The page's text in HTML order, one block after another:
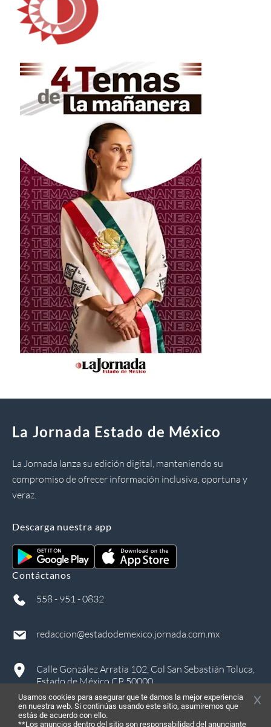
La Jornada Estado de México
La Jornada lanza su edición digital, manteniendo su
compromiso de ofrecer información inclusiva, oportuna y
veraz.
Descarga nuestra app
Contáctanos
558 - 951 - 0832
redaccion@estadodemexico.jornada.com.mx
Calle González Arratia 102, Col San Sebastián Toluca,
Estado de México CP 50000
Usamos cookies para asegurar que te damos la mejor experiencia
en nuestra web. Si continúas usando este sitio, asumiremos que
estás de acuerdo con ello.
**Los anuncios dentro del sitio son responsabilidad del anunciante